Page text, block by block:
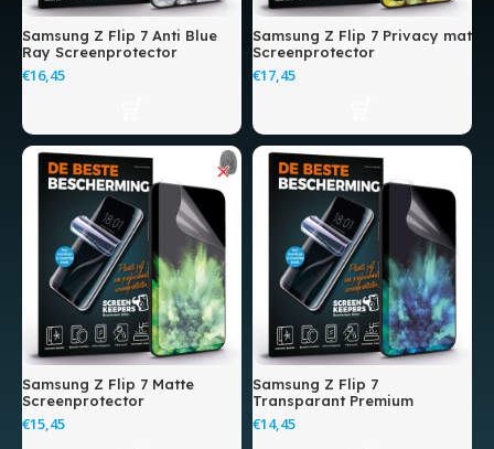
Samsung Z Flip 7 Anti Blue
Ray Screenprotector
€
Samsung Z Flip 7 Privacy mat
Screenprotector
€
Samsung Z Flip 7 Matte
Screenprotector
€
Samsung Z Flip 7
Transparant Premium
Screenprotector
€